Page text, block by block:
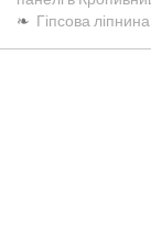
❧ Гіпсова